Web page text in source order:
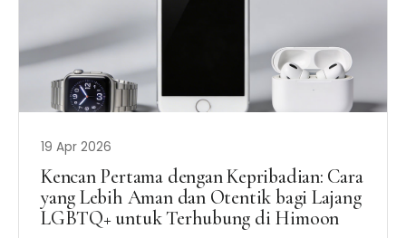
19 Apr 2026
Kencan Pertama dengan Kepribadian: Cara
yang Lebih Aman dan Otentik bagi Lajang
LGBTQ+ untuk Terhubung di Himoon